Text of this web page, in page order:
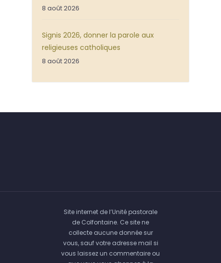
8 août 2026
Signis 2026, donner la parole aux
religieuses catholiques
8 août 2026
Site internet de l’Unité pastorale
de Colfontaine. Ce site ne
collecte aucune donnée sur
vous, sauf votre adresse mail si
vous laissez un commentaire ou